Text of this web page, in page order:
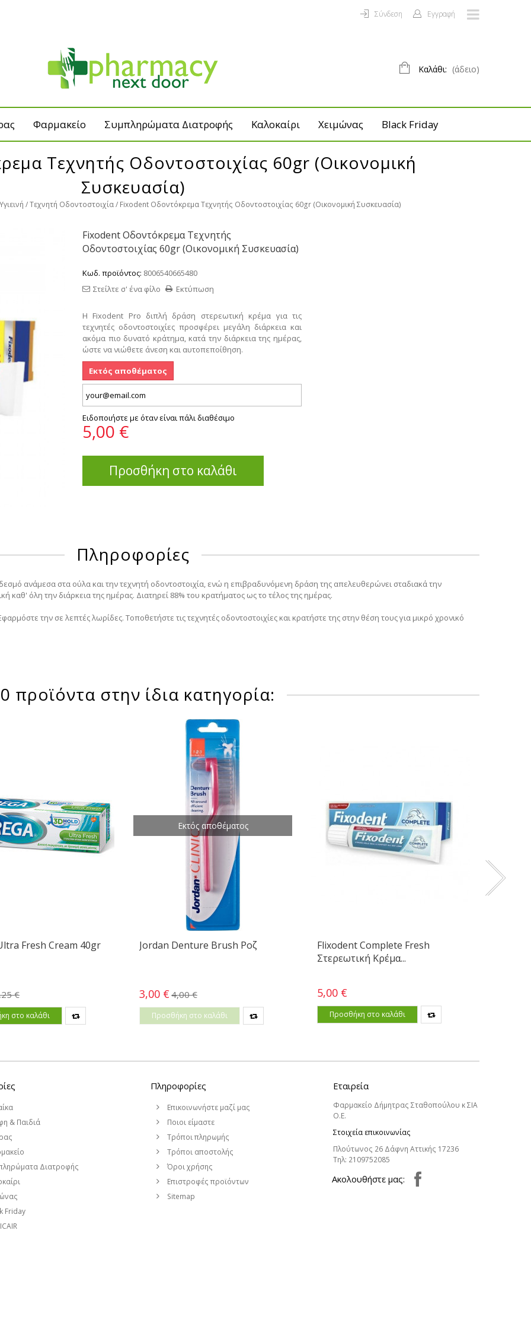
Σύνδεση Εγγραφή
Καλάθι: (άδειο)
Φαρμακείο Συμπληρώματα Διατροφής Καλοκαίρι Χειμώνας Black Friday
Τεχνητής Οδοντοστοιχίας 60gr (Οικονομική
Συσκευασία)
Tεχνητή Οδοντοστοιχία Fixodent Οδοντόκρεμα Τεχνητής Οδοντοστοιχίας 60gr (Οικονομική Συσκευασία)
Fixodent Οδοντόκρεμα Τεχνητής
Οδοντοστοιχίας 60gr (Οικονομική Συσκευασία)
Κωδ. προϊόντος: 8006540665480
Εκτύπωση
Στείλτε σ' ένα φίλο
Η Fixodent Pro διπλή δράση στερεωτική κρέμα για τις
τεχνητές οδοντοστοιχίες προσφέρει μεγάλη διάρκεια και
ακόμα πιο δυνατό κράτημα, κατά την διάρκεια της ημέρας,
ώστε να νιώθετε άνεση και αυτοπεποίθηση.
Εκτός αποθέματος
Ειδοποιήστε με όταν είναι πάλι διαθέσιμο
5,00 €
Προσθήκη στο καλάθι
Πληροφορίες
ανάμεσα στα ούλα και την τεχνητή οδοντοστοιχία, ενώ η επιβραδυνόμενη δράση της απελευθερώνει σταδιακά την
όλη την διάρκεια της ημέρας. Διατηρεί 88% του κρατήματος ως το τέλος της ημέρας.
την σε λεπτές λωρίδες. Τοποθετήστε τις τεχνητές οδοντοστοιχίες και κρατήστε της στην θέση τους για μικρό χρονικό
προϊόντα στην ίδια κατηγορία:
Fresh Cream 40gr
€
στο καλάθι
Εκτός αποθέματος
Jordan Denture Brush Ροζ
3,00 € 4,00 €
Προσθήκη στο καλάθι
Flixodent Complete Fresh
Στερεωτική Κρέμα...
5,00 €
Προσθήκη στο καλάθι
& Παιδιά
Διατροφής
Friday
Πληροφορίες
Επικοινωνήστε μαζί μας
Ποιοι είμαστε
Τρόποι πληρωμής
Τρόποι αποστολής
Όροι χρήσης
Επιστροφές προϊόντων
Sitemap
Εταιρεία
Φαρμακείο Δήμητρας Σταθοπούλου κ ΣΙΑ
Ο.Ε.
Στοιχεία επικοινωνίας
Πλούτωνος 26 Δάφνη Αττικής 17236
Τηλ: 2109752085
Aκολουθήστε μας: